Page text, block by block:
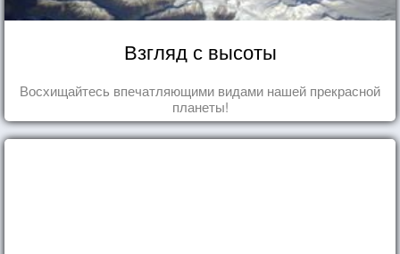
Взгляд с высоты
Восхищайтесь впечатляющими видами нашей прекрасной
планеты!